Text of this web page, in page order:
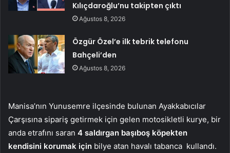
Kılıçdaroğlu’nu takipten çıktı
Ağustos 8, 2026
Özgür Özel’e ilk tebrik telefonu
Bahçeli’den
Ağustos 8, 2026
Manisa’nın Yunusemre ilçesinde bulunan Ayakkabıcılar
Çarşısına sipariş getirmek için gelen motosikletli kurye, bir
anda etrafını saran 4 saldırgan başıboş köpekten
kendisini korumak için bilye atan havalı tabanca kullandı.